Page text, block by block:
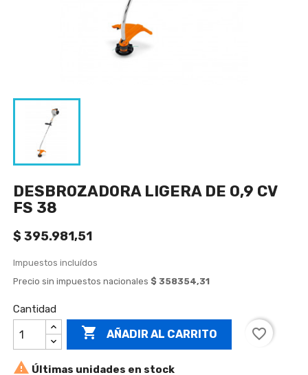
DESBROZADORA LIGERA DE 0,9 CV
FS 38
$ 395.981,51
Impuestos incluídos
Precio sin impuestos nacionales$ 358354,31
Cantidad
 AÑADIR AL CARRITO favorite_border
 Últimas unidades en stock